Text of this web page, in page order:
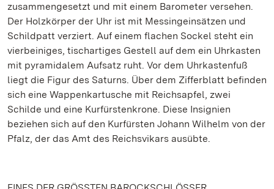
zusammengesetzt und mit einem Barometer versehen.
Der Holzkörper der Uhr ist mit Messingeinsätzen und
Schildpatt verziert. Auf einem flachen Sockel steht ein
vierbeiniges, tischartiges Gestell auf dem ein Uhrkasten
mit pyramidalem Aufsatz ruht. Vor dem Uhrkastenfuß
liegt die Figur des Saturns. Über dem Zifferblatt befinden
sich eine Wappenkartusche mit Reichsapfel, zwei
Schilde und eine Kurfürstenkrone. Diese Insignien
beziehen sich auf den Kurfürsten Johann Wilhelm von der
Pfalz, der das Amt des Reichsvikars ausübte.